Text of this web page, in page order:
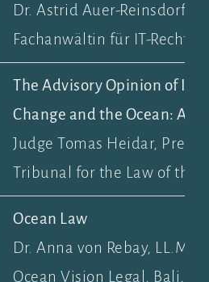
Dr. Astrid Auer-Reinsdorff,
Fachanwältin für IT-Recht,
The Advisory Opinion of
Change and the Ocean: A
Judge Tomas Heidar,
Tribunal for the Law of the
Ocean Law
Dr. Anna von Rebay, LL.M.,
Ocean Vision Legal, Bali,